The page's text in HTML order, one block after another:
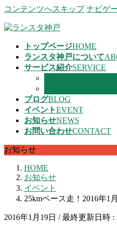
コンテンツへスキップ ナビゲ
トップページHOME
ランスタ神戸について
サービス紹介SERVICE
ブログBLOG
イベントEVENT
お知らせNEWS
お問い合わせCONTACT
お知らせ
HOME
お知らせ
イベント
25kmペース走！2016年1
2016年1月19日 / 最終更新日時 :